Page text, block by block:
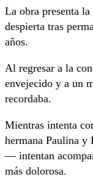
La obra presenta
despierta tras
años.
Al regresar a la
envejecido y a un
recordaba.
Mientras intenta
hermana Paulina
— intentan
más dolorosa.